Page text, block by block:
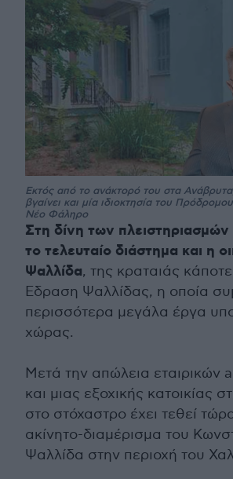
Εκτός από το ανάκτορό του στα
βγαίνει και μία ιδιοκτησία του
Νέο Φάληρο
Στη δίνη των πλειστηριασμών
το τελευταίο διάστημα και η
Ψαλλίδα, της κραταιάς κάποτε
Εδραση Ψαλλίδας, η οποία
περισσότερα μεγάλα έργα
χώρας.
Μετά την απώλεια εταιρικών
και μιας εξοχικής κατοικίας
στο στόχαστρο έχει τεθεί
ακίνητο-διαμέρισμα του
Ψαλλίδα στην περιοχή του